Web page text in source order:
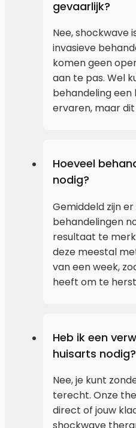
gevaarlijk?
Nee, shockwave
invasieve
komen geen
aan te pas. Wel
behandeling
ervaren, maar
Hoeveel
nodig?
Gemiddeld zijn
behandelingen
resultaat te
deze meestal
van een week,
heeft om te
Heb ik een
huisarts nodig?
Nee, je kunt
terecht. Onze
direct of jouw